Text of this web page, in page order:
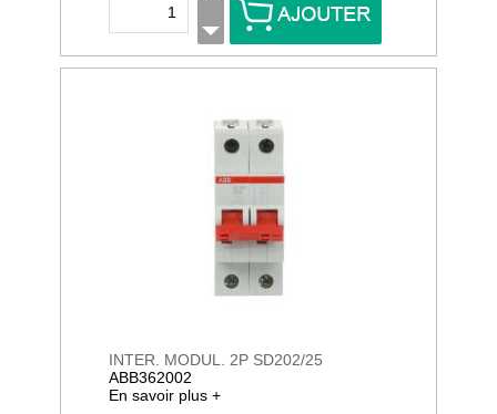
INTER. MODUL. 2P SD202/25
ABB362002
En savoir plus +